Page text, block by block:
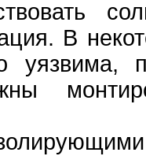
В
уязвима,